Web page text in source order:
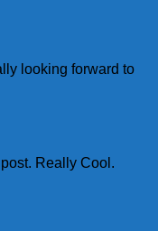
looking forward to
Really Cool.